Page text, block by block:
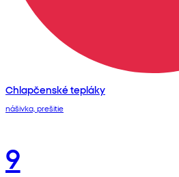
Chlapčenské tepláky
nášivka, prešitie
9